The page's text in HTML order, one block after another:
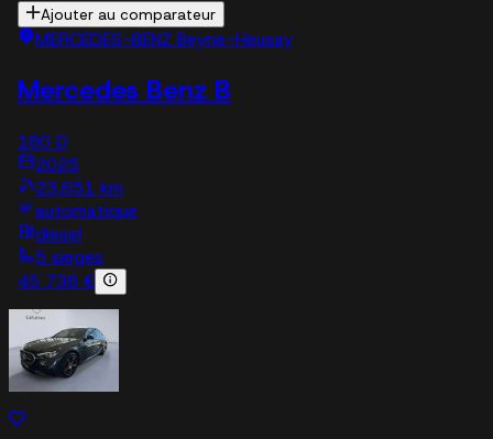
Ajouter au comparateur
MERCEDES-BENZ Beyne-Heusay
Mercedes Benz B
180 D
2025
23,651 km
automatique
diesel
5 sieges
45 738 €